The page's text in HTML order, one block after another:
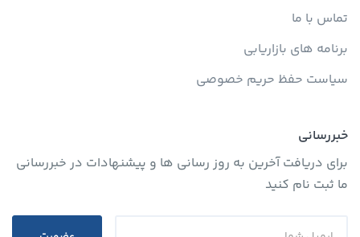
تماس با ما
برنامه های بازاریابی
سیاست حفظ حریم خصوصی
خبررسانی
برای دریافت آخرین به روز رسانی ها و پیشنهادات در خبررسانی
ما ثبت نام کنید